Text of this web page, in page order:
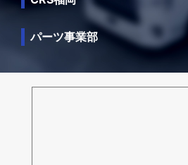
パーツ事業部